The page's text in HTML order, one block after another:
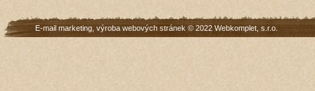
E-mail marketing výroba webových stránek © 2022 Webkomplet, s.r.o.